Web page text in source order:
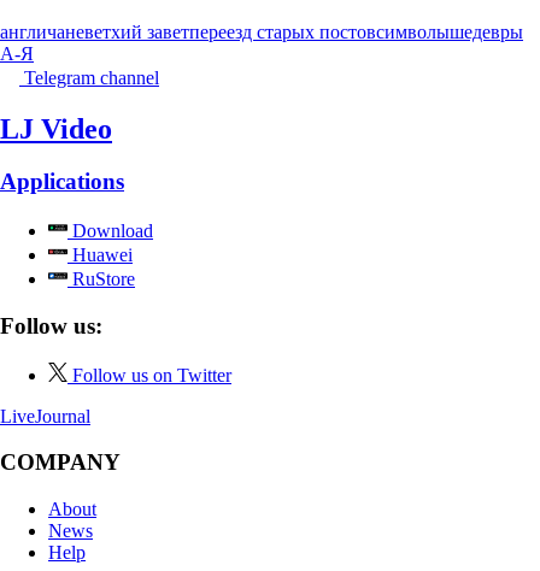
англичаневетхий заветпереезд старых постовсимволышедевры
А-Я
Telegram channel
LJ Video
Applications
Download
Huawei
RuStore
Follow us:
Follow us on Twitter
LiveJournal
COMPANY
About
News
Help